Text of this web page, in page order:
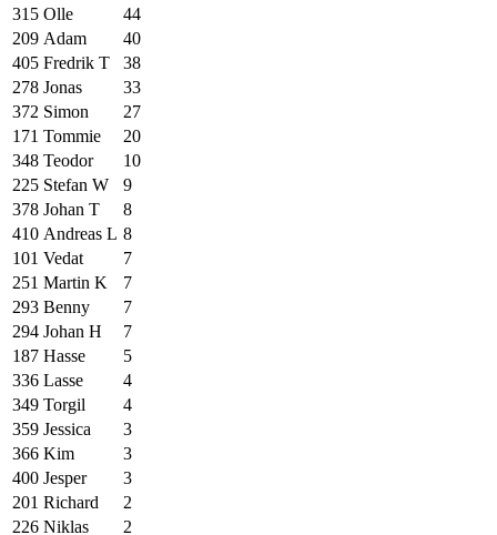
315 Olle
44
209 Adam
40
405 Fredrik T
38
278 Jonas
33
372 Simon
27
171 Tommie
20
348 Teodor
10
225 Stefan W
9
378 Johan T
8
410 Andreas L 8
101 Vedat
7
251 Martin K
7
293 Benny
7
294 Johan H
7
187 Hasse
5
336 Lasse
4
349 Torgil
4
359 Jessica
3
366 Kim
3
400 Jesper
3
201 Richard
2
226 Niklas
2